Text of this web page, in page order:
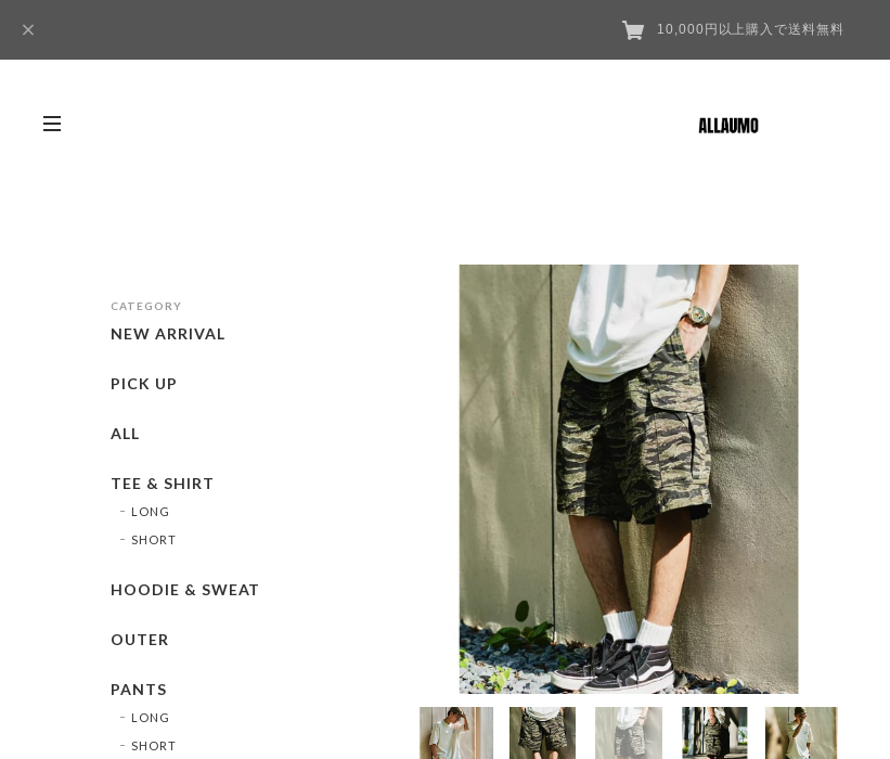
10,000円以上購入で送料無料
CATEGORY
NEW ARRIVAL
PICK UP
ALL
TEE & SHIRT
LONG
SHORT
HOODIE & SWEAT
OUTER
PANTS
LONG
SHORT